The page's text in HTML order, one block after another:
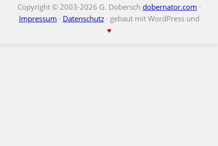
Copyright © 2003-2026 G. Dobersch dobernator.com ·
Impressum · Datenschutz· gebaut mit WordPress und
♥